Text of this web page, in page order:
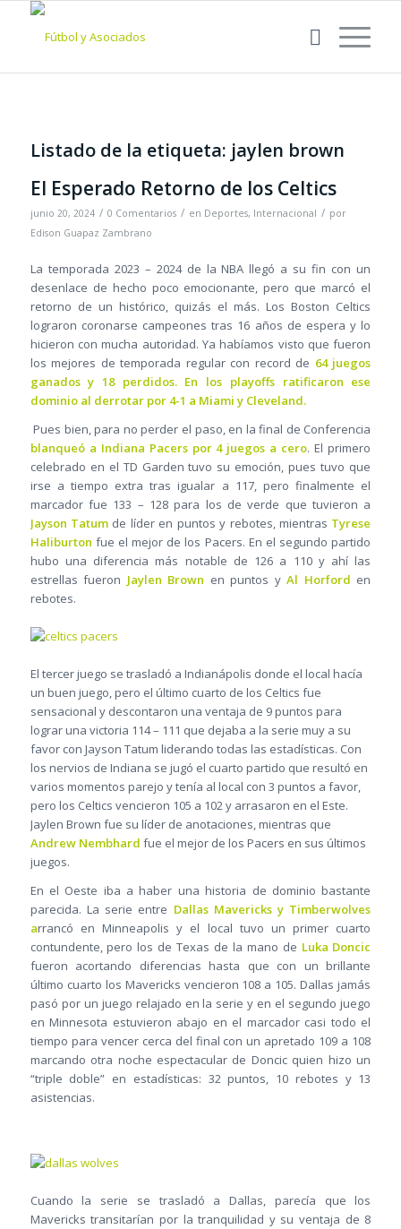
Listado de la etiqueta: jaylen brown
El Esperado Retorno de los Celtics
junio 20, 2024 / 0 Comentarios / en Deportes, Internacional / por
Edison Guapaz Zambrano
La temporada 2023 – 2024 de la NBA llegó a su fin con un
desenlace de hecho poco emocionante, pero que marcó el
retorno de un histórico, quizás el más. Los Boston Celtics
lograron coronarse campeones tras 16 años de espera y lo
hicieron con mucha autoridad. Ya habíamos visto que fueron
los mejores de temporada regular con record de 64 juegos
ganados y 18 perdidos. En los playoffs ratificaron ese
dominio al derrotar por 4-1 a Miami y Cleveland.
Pues bien, para no perder el paso, en la final de Conferencia
blanqueó a Indiana Pacers por 4 juegos a cero. El primero
celebrado en el TD Garden tuvo su emoción, pues tuvo que
irse a tiempo extra tras igualar a 117, pero finalmente el
marcador fue 133 – 128 para los de verde que tuvieron a
Jayson Tatum de líder en puntos y rebotes, mientras Tyrese
Haliburton fue el mejor de los Pacers. En el segundo partido
hubo una diferencia más notable de 126 a 110 y ahí las
estrellas fueron Jaylen Brown en puntos yAl Horford en
rebotes.
El tercer juego se trasladó a Indianápolis donde el local hacía
un buen juego, pero el último cuarto de los Celtics fue
sensacional y descontaron una ventaja de 9 puntos para
lograr una victoria 114 – 111 que dejaba a la serie muy a su
favor con Jayson Tatum liderando todas las estadísticas. Con
los nervios de Indiana se jugó el cuarto partido que resultó en
varios momentos parejo y tenía al local con 3 puntos a favor,
pero los Celtics vencieron 105 a 102 y arrasaron en el Este.
Jaylen Brown fue su líder de anotaciones, mientras que
Andrew Nembhard fue el mejor de los Pacers en sus últimos
juegos.
En el Oeste iba a haber una historia de dominio bastante
parecida. La serie entre Dallas Mavericks y Timberwolves
arrancó en Minneapolis y el local tuvo un primer cuarto
contundente, pero los de Texas de la mano de Luka Doncic
fueron acortando diferencias hasta que con un brillante
último cuarto los Mavericks vencieron 108 a 105. Dallas jamás
pasó por un juego relajado en la serie y en el segundo juego
en Minnesota estuvieron abajo en el marcador casi todo el
tiempo para vencer cerca del final con un apretado 109 a 108
marcando otra noche espectacular de Doncic quien hizo un
“triple doble” en estadísticas: 32 puntos, 10 rebotes y 13
asistencias.
Cuando la serie se trasladó a Dallas, parecía que los
Mavericks transitarían por la tranquilidad y su ventaja de 8